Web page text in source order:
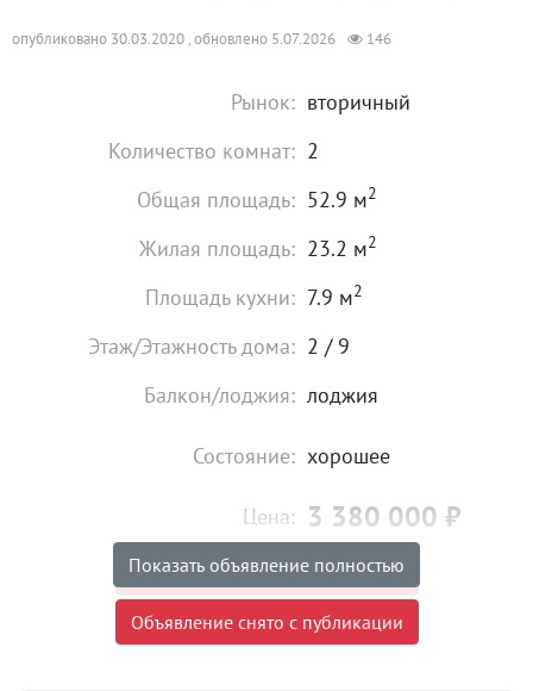
опубликовано 30.03.2020 , обновлено 5.07.2026 146
Рынок: вторичный
Количество комнат: 2
Общая площадь: 52.9 м2
Жилая площадь: 23.2 м2
Площадь кухни: 7.9 м2
Этаж/Этажность дома: 2 / 9
Балкон/лоджия: лоджия
Состояние: хорошее
Цена: 3 380 000 ₽
Объявление снято с публикации
Торг: Невозможен
Показать объявление полностью
Объявление снято с публикации